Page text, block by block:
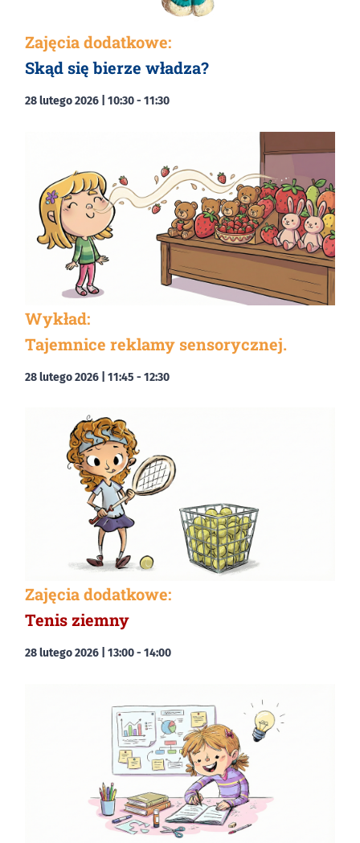
Zajęcia dodatkowe:
Skąd się bierze władza?
28 lutego 2026 | 10:30- 11:30
Wykład:
Tajemnice reklamy sensorycznej.
28 lutego 2026 | 11:45 - 12:30
Zajęcia dodatkowe:
Tenis ziemny
28 lutego 2026 | 13:00- 14:00